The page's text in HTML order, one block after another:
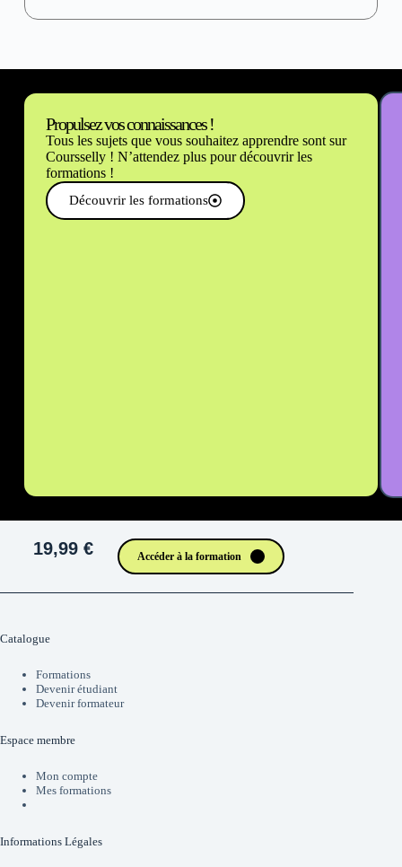
Propulsez vos connaissances !
Tous les sujets que vous souhaitez apprendre sont sur
Coursselly ! N’attendez plus pour découvrir les
formations !
Découvrir les formations
19,99 € Accéder à la formation
Catalogue
Formations
Devenir étudiant
Devenir formateur
Espace membre
Mon compte
Mes formations
Informations Légales